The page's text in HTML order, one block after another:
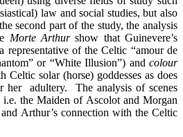
law and social studies, but also
second part of the study, the analysis
Morte Arthurshow that Guinevere’s
representative of the Celtic “amour de
or “White Illusion”) andcolour
Celtic solar (horse) goddesses as does
her adultery. The analysis of scenes
the Maiden of Ascolot and Morgan
Arthur’s connection with the Celtic